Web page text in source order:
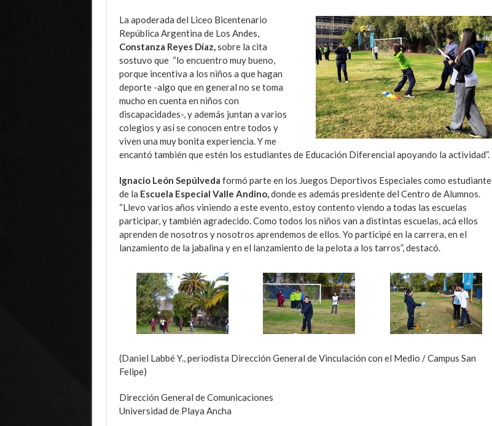
La apoderada del Liceo Bicentenario
República Argentina de Los Andes,
Constanza Reyes Díaz, sobre la cita
sostuvo que “lo encuentro muy bueno,
porque incentiva a los niños a que hagan
deporte -algo que en general no se toma
mucho en cuenta en niños con
discapacidades-, y además juntan a varios
colegios y así se conocen entre todos y
viven una muy bonita experiencia. Y me
encantó también que estén los estudiantes de Educación Diferencial apoyando la actividad”.
Ignacio León Sepúlveda formó parte en los Juegos Deportivos Especiales como estudiante
de la Escuela Especial Valle Andino, donde es además presidente del Centro de Alumnos.
“Llevo varios años viniendo a este evento, estoy contento viendo a todas las escuelas
participar, y también agradecido. Como todos los niños van a distintas escuelas, acá ellos
aprenden de nosotros y nosotros aprendemos de ellos. Yo participé en la carrera, en el
lanzamiento de la jabalina y en el lanzamiento de la pelota a los tarros”, destacó.
(Daniel Labbé Y., periodista Dirección General de Vinculación con el Medio / Campus San
Felipe)
Dirección General de Comunicaciones
Universidad de Playa Ancha